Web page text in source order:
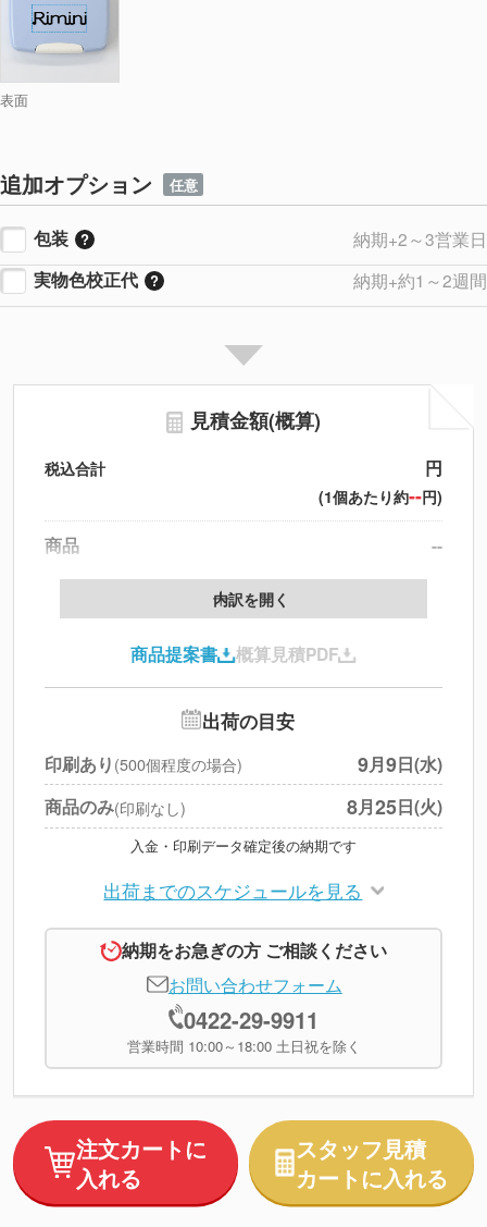
表面
追加オプション 任意
包装
納期+2～3営業日
実物色校正代
納期+約1～2週間
見積金額(概算)
税込合計 円
(1個あたり約--円)
商品
--
製版代
印刷代
北海道・沖縄・離島 別途
円
※上記小計は税別です
内訳を開く
商品提案書 概算見積PDF
出荷の目安
印刷あり (500個程度の場合) 9月9日(水)
商品のみ(印刷なし) 8月25日(火)
入金・印刷データ確定後の納期です
出荷までのスケジュールを見る
納期をお急ぎの方 ご相談ください
お問い合わせフォーム
0422-29-9911
営業時間 10:00～18:00 土日祝を除く
注文カートに
入れる
スタッフ見積
カートに入れる